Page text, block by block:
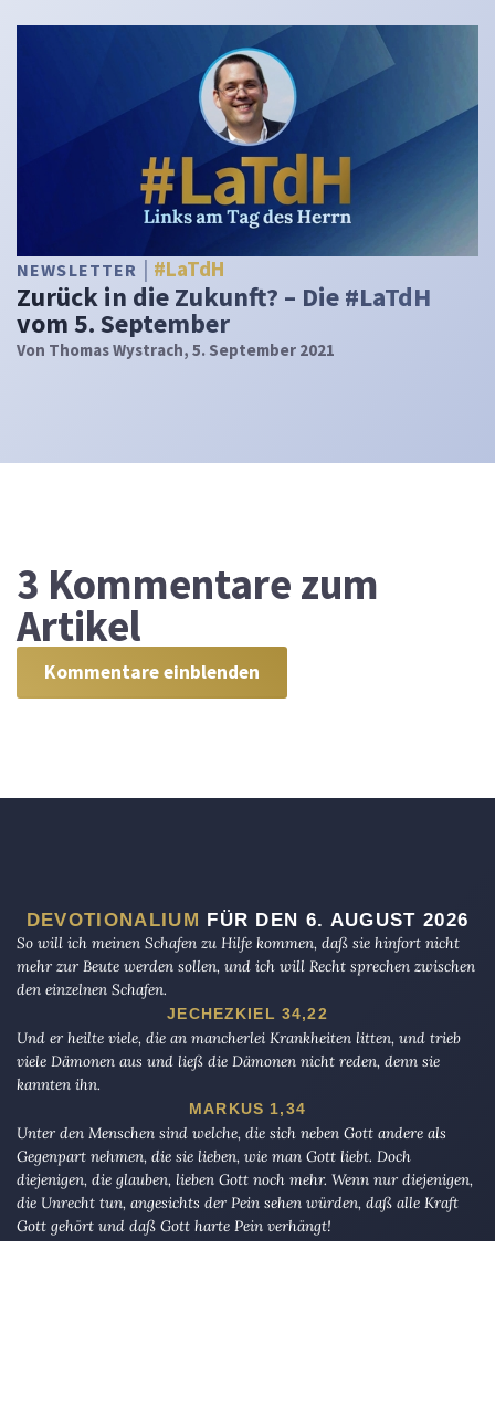
NEWSLETTER #LaTdH
Zurück in die Zukunft? – Die #LaTdH
vom 5. September
Von Thomas Wystrach, 5. September 2021
3 Kommentare zum
Artikel
Kommentare einblenden
DEVOTIONALIUM FÜR DEN 6. AUGUST 2026
So will ich meinen Schafen zu Hilfe kommen, daß sie hinfort nicht
mehr zur Beute werden sollen, und ich will Recht sprechen zwischen
den einzelnen Schafen.
JECHEZKIEL 34,22
Und er heilte viele, die an mancherlei Krankheiten litten, und trieb
viele Dämonen aus und ließ die Dämonen nicht reden, denn sie
kannten ihn.
MARKUS 1,34
Unter den Menschen sind welche, die sich neben Gott andere als
Gegenpart nehmen, die sie lieben, wie man Gott liebt. Doch
diejenigen, die glauben, lieben Gott noch mehr. Wenn nur diejenigen,
die Unrecht tun, angesichts der Pein sehen würden, daß alle Kraft
Gott gehört und daß Gott harte Pein verhängt!